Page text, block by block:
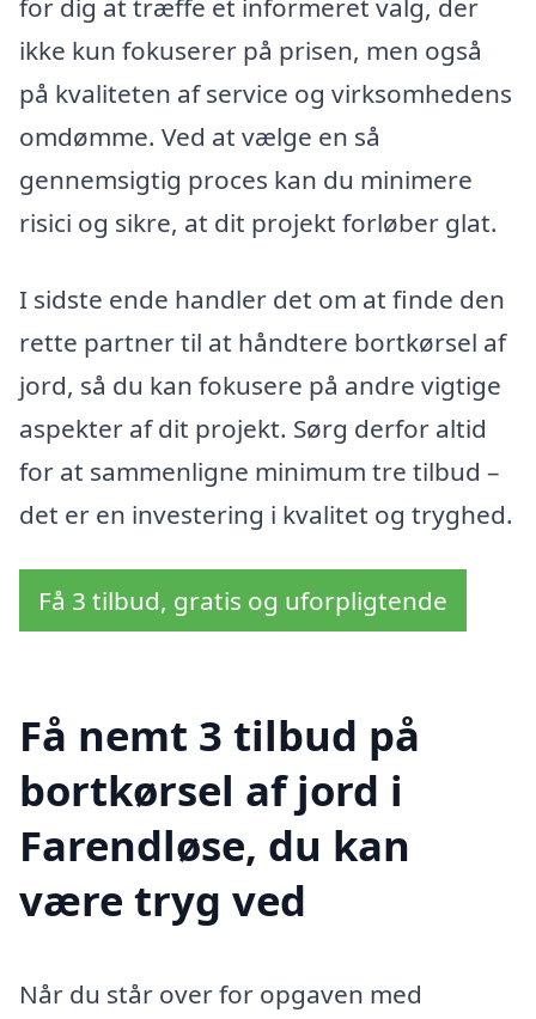
for dig at træffe et informeret valg, der
ikke kun fokuserer på prisen, men også
på kvaliteten af service og virksomhedens
omdømme. Ved at vælge en så
gennemsigtig proces kan du minimere
risici og sikre, at dit projekt forløber glat.
I sidste ende handler det om at finde den
rette partner til at håndtere bortkørsel af
jord, så du kan fokusere på andre vigtige
aspekter af dit projekt. Sørg derfor altid
for at sammenligne minimum tre tilbud –
det er en investering i kvalitet og tryghed.
Få 3 tilbud, gratis og uforpligtende
Få nemt 3 tilbud på
bortkørsel af jord i
Farendløse, du kan
være tryg ved
Når du står over for opgaven med